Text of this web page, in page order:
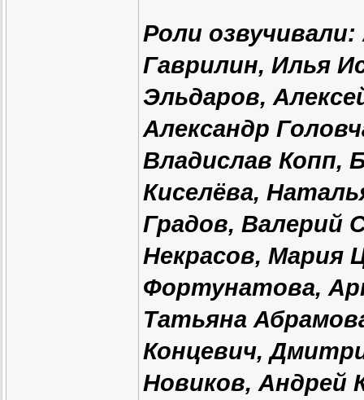
Роли
Гаврилин, Илья
Эльдаров,
Александр
Владислав Копп,
Киселёва,
Градов, Валерий
Некрасов, Мария
Фортунатова,
Татьяна
Концевич,
Новиков, Андрей